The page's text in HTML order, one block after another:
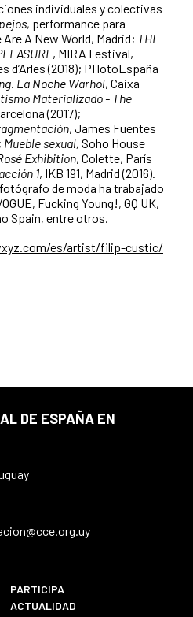
individuales y colectivas
performance para
A New World, Madrid; THE
, MIRA Festival,
d’Arles (2018); PHotoEspaña
La Noche Warhol, Caixa
Materializado - The
(2017);
, James Fuentes
Mueble sexual, Soho House
Exhibition, Colette, París
1, IKB 191, Madrid (2016).
de moda ha trabajado
Fucking Young!, GQ UK,
Spain, entre otros.
es/artist/filip-custic/
DE ESPAÑA EN
PARTICIPA
ACTUALIDAD